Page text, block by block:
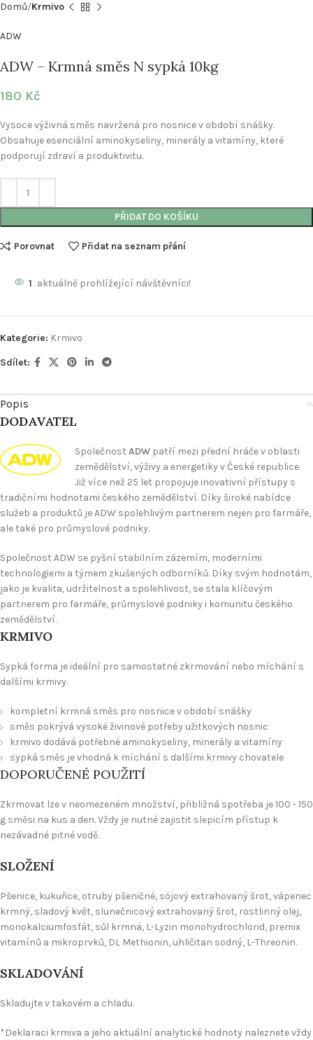
Domů Krmivo
ADW
ADW – Krmná směs N sypká 10kg
180 Kč
Vysoce výživná směs navržená pro nosnice v období snášky.
Obsahuje esenciální aminokyseliny, minerály a vitamíny, které
podporují zdraví a produktivitu.
PŘIDAT DO KOŠÍKU
Porovnat Přidat na seznam přání
1 aktuálně prohlížející návštěvníci!
Kategorie: Krmivo
Sdílet:
Popis
DODAVATEL
Společnost ADW patří mezi přední hráče v oblasti
zemědělství, výživy a energetiky v České republice.
Již více než 25 let propojuje inovativní přístupy s
tradičními hodnotami českého zemědělství. Díky široké nabídce
služeb a produktů je ADW spolehlivým partnerem nejen pro farmáře,
ale také pro průmyslové podniky.
Společnost ADW se pyšní stabilním zázemím, moderními
technologiemi a týmem zkušených odborníků. Díky svým hodnotám,
jako je kvalita, udržitelnost a spolehlivost, se stala klíčovým
partnerem pro farmáře, průmyslové podniky i komunitu českého
zemědělství.
KRMIVO
Sypká forma je ideální pro samostatné zkrmování nebo míchání s
dalšími krmivy.
kompletní krmná směs pro nosnice v období snášky
směs pokrývá vysoké živinové potřeby užitkových nosnic
krmivo dodává potřebné aminokyseliny, minerály a vitamíny
sypká směs je vhodná k míchání s dalšími krmivy chovatele
DOPORUČENÉ POUŽITÍ
Zkrmovat lze v neomezeném množství, přibližná spotřeba je 100 - 150
g směsi na kus a den. Vždy je nutné zajistit slepicím přístup k
nezávadné pitné vodě.
SLOŽENÍ
Pšenice, kukuřice, otruby pšeničné, sójový extrahovaný šrot, vápenec
krmný, sladový květ, slunečnicový extrahovaný šrot, rostlinný olej,
monokalciumfosfát, sůl krmná, L-Lyzin monohydrochlorid, premix
vitamínů a mikroprvků, DL Methionin, uhličitan sodný, L-Threonin.
SKLADOVÁNÍ
Skladujte v takovém a chladu.
*Deklaraci krmiva a jeho aktuální analytické hodnoty naleznete vždy